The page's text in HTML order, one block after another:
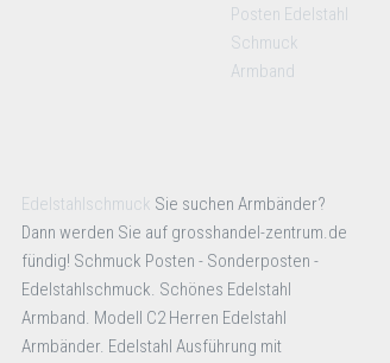
Posten Edelstahl
Schmuck
Armband
Edelstahlschmuck Sie suchen Armbänder?
Dann werden Sie auf grosshandel-zentrum.de
fündig! Schmuck Posten - Sonderposten -
Edelstahlschmuck. Schönes Edelstahl
Armband. Modell C2 Herren Edelstahl
Armbänder. Edelstahl Ausführung mit